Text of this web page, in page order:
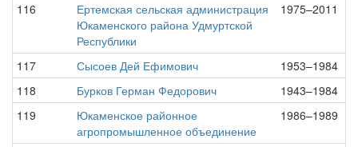
116
Ертемская сельская администрация
Юкаменского района Удмуртской
Республики
1975–2011
117 Сысоев Дей Ефимович
1953–1984
118
Бурков Герман Федорович
1943–1984
119
Юкаменское районное
агропромышленное объединение
1986–1989